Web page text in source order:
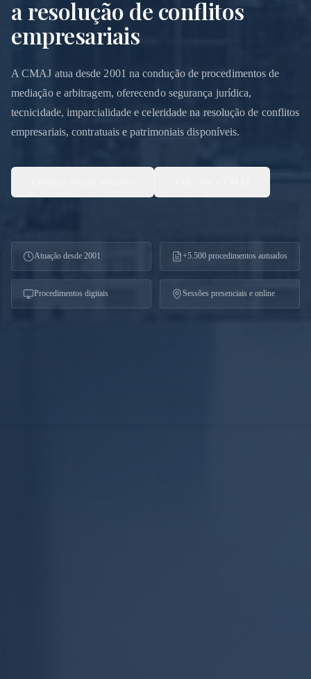
a resolução de conflitos
empresariais
A CMAJ atua desde 2001 na condução de procedimentos de
mediação e arbitragem, oferecendo segurança jurídica,
tecnicidade, imparcialidade e celeridade na resolução de conflitos
empresariais, contratuais e patrimoniais disponíveis.
Atuação desde 2001 +5.500 procedimentos autuados
Procedimentos digitais Sessões presenciais e online